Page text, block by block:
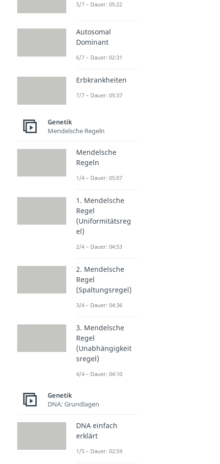
5/7 – Dauer: 05:22
Autosomal
Dominant
6/7 – Dauer: 02:31
Erbkrankheiten
7/7 – Dauer: 05:37
Genetik
Mendelsche Regeln
Mendelsche
Regeln
1/4 – Dauer: 05:07
1. Mendelsche
Regel
(Uniformitätsreg
el)
2/4 – Dauer: 04:53
2. Mendelsche
Regel
(Spaltungsregel)
3/4 – Dauer: 04:36
3. Mendelsche
Regel
(Unabhängigkeit
sregel)
4/4 – Dauer: 04:10
Genetik
DNA: Grundlagen
DNA einfach
erklärt
1/5 – Dauer: 02:59